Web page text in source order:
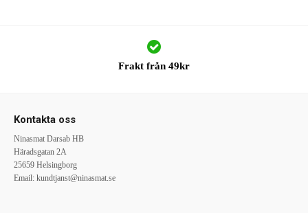
Frakt från 49kr
Kontakta oss
Ninasmat Darsab HB
Häradsgatan 2A
25659 Helsingborg
Email: kundtjanst@ninasmat.se